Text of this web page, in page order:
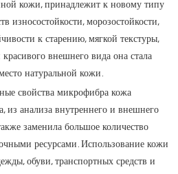
кожи, принадлежит к новому типу
износостойкости, морозостойкости,
к старению, мягкой текстуры,
внешнего вида она стала
натуральной кожи.
свойства микрофибра кожа
из анализа внутреннего и внешнего
заменила большое количество
ресурсами. Использование кожи
обуви, транспортных средств и